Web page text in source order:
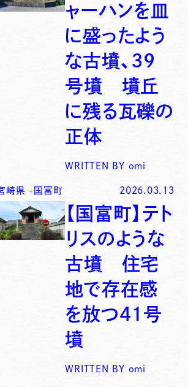
ャーハンを皿
に盛ったよう
な古墳、39
号墳 墳丘
に残る瓦礫の
正体
WRITTEN BY omi
崎県 - 国富町 2026.03.13
【国富町】テト
リスのような
古墳 住宅
地で存在感
を放つ41号
墳
WRITTEN BY omi